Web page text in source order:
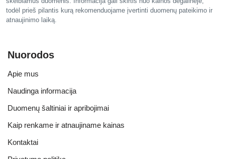
todėl prieš pilantis kurą rekomenduojame įvertinti duomenų pateikimo ir
atnaujinimo laiką.
Nuorodos
Apie mus
Naudinga informacija
Duomenų šaltiniai ir apribojimai
Kaip renkame ir atnaujiname kainas
Kontaktai